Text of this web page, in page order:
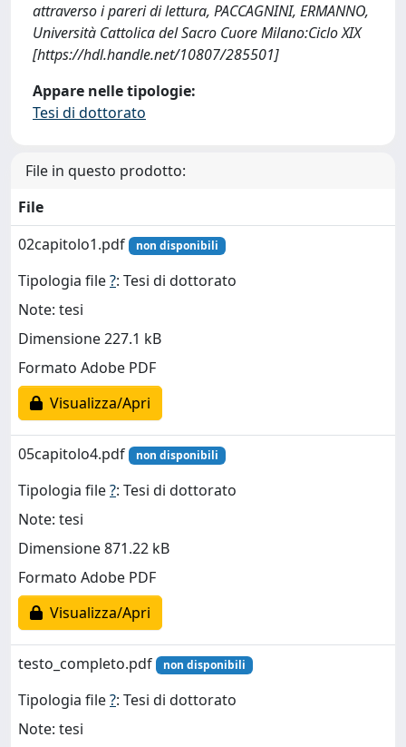
attraverso i pareri di lettura, PACCAGNINI, ERMANNO,
Università Cattolica del Sacro Cuore Milano:Ciclo XIX
[https://hdl.handle.net/10807/285501]
Appare nelle tipologie:
Tesi di dottorato
File in questo prodotto:
File
02capitolo1.pdf
non disponibili
Tipologia file?: Tesi di dottorato
Note: tesi
Dimensione 227.1 kB
Formato Adobe PDF
Visualizza/Apri
05capitolo4.pdf non disponibili
Tipologia file?: Tesi di dottorato
Note: tesi
Dimensione 871.22 kB
Formato Adobe PDF
Visualizza/Apri
testo_completo.pdf non disponibili
Tipologia file?: Tesi di dottorato
Note: tesi